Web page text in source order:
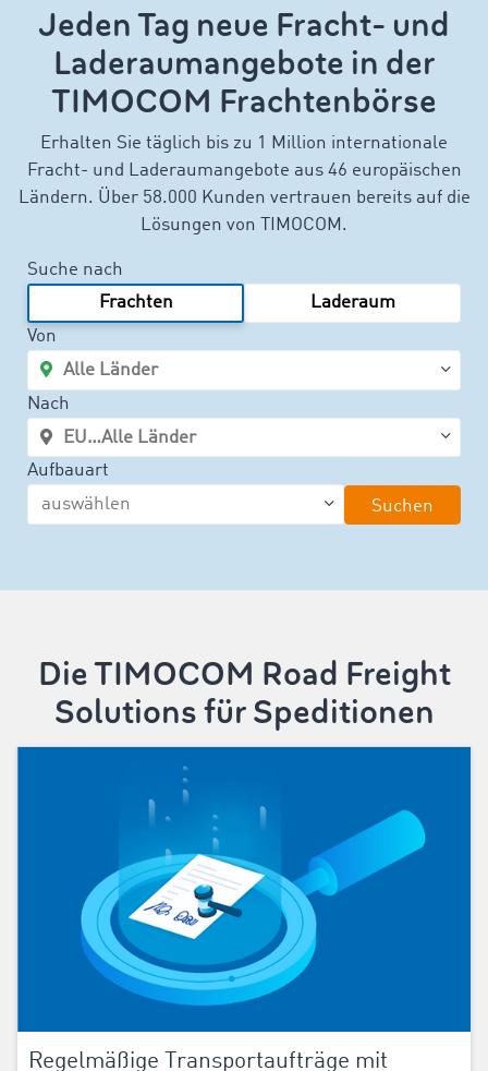
Jeden Tag neue Fracht- und
Laderaumangebote in der
TIMOCOM Frachtenbörse
Erhalten Sie täglich bis zu 1 Million internationale
Fracht- und Laderaumangebote aus 46 europäischen
Ländern. Über 58.000 Kunden vertrauen bereits auf die
Lösungen von TIMOCOM.
Suche nach
Frachten
Laderaum
Von
Nach
Aufbauart
Suchen
Die TIMOCOM Road Freight
Solutions für Speditionen
Regelmäßige Transportaufträge mit